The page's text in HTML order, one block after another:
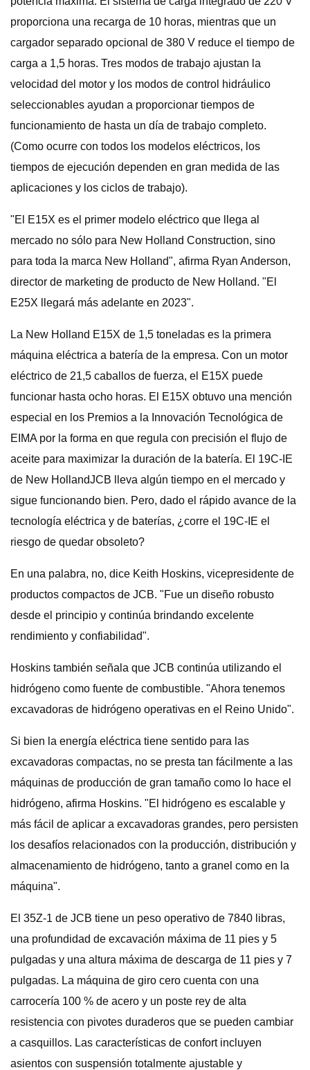
proporciona una recarga de 10 horas, mientras que un
cargador separado opcional de 380 V reduce el tiempo de
carga a 1,5 horas. Tres modos de trabajo ajustan la
velocidad del motor y los modos de control hidráulico
seleccionables ayudan a proporcionar tiempos de
funcionamiento de hasta un día de trabajo completo.
(Como ocurre con todos los modelos eléctricos, los
tiempos de ejecución dependen en gran medida de las
aplicaciones y los ciclos de trabajo).
"El E15X es el primer modelo eléctrico que llega al
mercado no sólo para New Holland Construction, sino
para toda la marca New Holland", afirma Ryan Anderson,
director de marketing de producto de New Holland. "El
E25X llegará más adelante en 2023".
La New Holland E15X de 1,5 toneladas es la primera
máquina eléctrica a batería de la empresa. Con un motor
eléctrico de 21,5 caballos de fuerza, el E15X puede
funcionar hasta ocho horas. El E15X obtuvo una mención
especial en los Premios a la Innovación Tecnológica de
EIMA por la forma en que regula con precisión el flujo de
aceite para maximizar la duración de la batería. El 19C-IE
de New HollandJCB lleva algún tiempo en el mercado y
sigue funcionando bien. Pero, dado el rápido avance de la
tecnología eléctrica y de baterías, ¿corre el 19C-IE el
riesgo de quedar obsoleto?
En una palabra, no, dice Keith Hoskins, vicepresidente de
productos compactos de JCB. "Fue un diseño robusto
desde el principio y continúa brindando excelente
rendimiento y confiabilidad".
Hoskins también señala que JCB continúa utilizando el
hidrógeno como fuente de combustible. "Ahora tenemos
excavadoras de hidrógeno operativas en el Reino Unido".
Si bien la energía eléctrica tiene sentido para las
excavadoras compactas, no se presta tan fácilmente a las
máquinas de producción de gran tamaño como lo hace el
hidrógeno, afirma Hoskins. "El hidrógeno es escalable y
más fácil de aplicar a excavadoras grandes, pero persisten
los desafíos relacionados con la producción, distribución y
almacenamiento de hidrógeno, tanto a granel como en la
máquina".
El 35Z-1 de JCB tiene un peso operativo de 7840 libras,
una profundidad de excavación máxima de 11 pies y 5
pulgadas y una altura máxima de descarga de 11 pies y 7
pulgadas. La máquina de giro cero cuenta con una
carrocería 100 % de acero y un poste rey de alta
resistencia con pivotes duraderos que se pueden cambiar
a casquillos. Las características de confort incluyen
asientos con suspensión totalmente ajustable y